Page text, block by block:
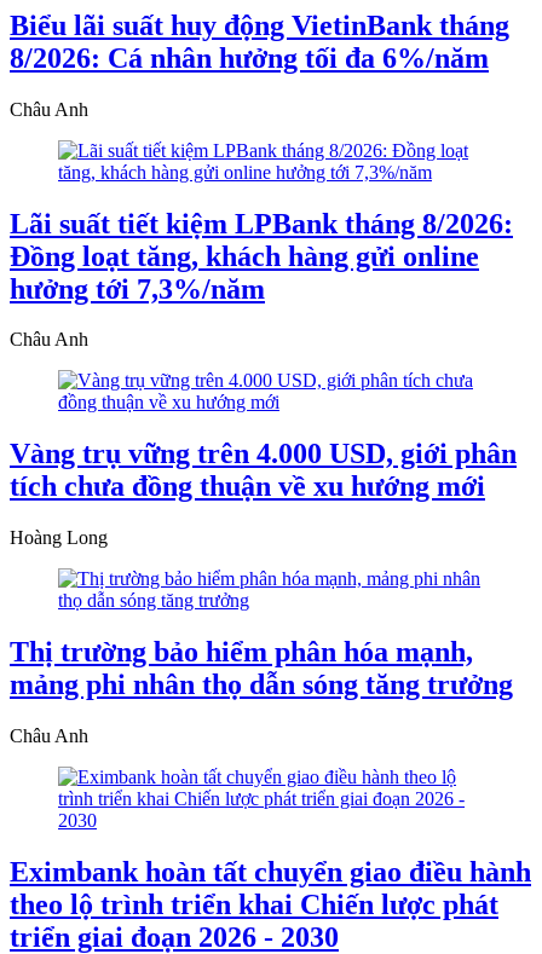
Biểu lãi suất huy động VietinBank tháng
8/2026: Cá nhân hưởng tối đa 6%/năm
Châu Anh
Lãi suất tiết kiệm LPBank tháng 8/2026:
Đồng loạt tăng, khách hàng gửi online
hưởng tới 7,3%/năm
Châu Anh
Vàng trụ vững trên 4.000 USD, giới phân
tích chưa đồng thuận về xu hướng mới
Hoàng Long
Thị trường bảo hiểm phân hóa mạnh,
mảng phi nhân thọ dẫn sóng tăng trưởng
Châu Anh
Eximbank hoàn tất chuyển giao điều hành
theo lộ trình triển khai Chiến lược phát
triển giai đoạn 2026 - 2030